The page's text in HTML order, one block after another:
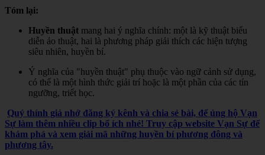
Tóm lại:
Huyền thuật mang hai ý nghĩa chính: một là kỹ thuật biểu
diễn ảo thuật, hai là phương pháp giải thích các hiện tượng
siêu nhiên, huyền bí.
Ý nghĩa của "huyền thuật" phụ thuộc vào ngữ cảnh sử dụng,
có thể là một hình thức giải trí hoặc là một phần của các tín
ngưỡng, triết học.
Quý thính giả nhớ đăng ký kênh và chia sẻ bài, để ủng hộ Vạn
Sự làm thêm nhiều clip bổ ích nhé! Truy cập website Vạn Sự để
khám phá và xem giải mã những huyền bí phương đông và
phương tây.